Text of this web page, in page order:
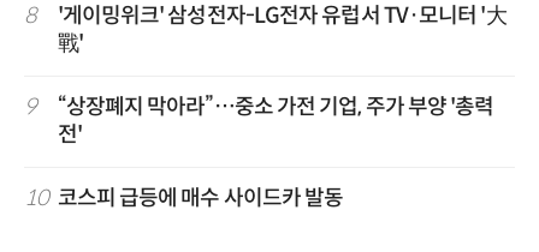
8
'게이밍위크' 삼성전자-LG전자 유럽서 TV·모니터 '大
戰'
9
“상장폐지 막아라”…중소 가전 기업, 주가 부양 '총력
전'
10 코스피 급등에 매수 사이드카 발동